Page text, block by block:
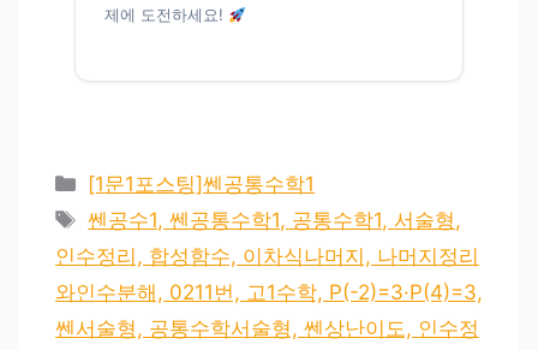
제에 도전하세요!
카
테
리
[1문1포스팅]쎈공통수학1
태
그
쎈공수1, 쎈공통수학1, 공통수학1, 서술형,
인수정리, 합성함수, 이차식나머지, 나머지정리
와인수분해, 0211번, 고1수학, P(-2)=3·P(4)=3,
쎈서술형, 공통수학서술형, 쎈상난이도, 인수정